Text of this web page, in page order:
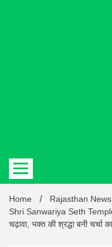
Home
Rajasthan News
Shri Sanwariya Seth
चढ़ावा, भक्त की श्रद्धा बनी चर्चा